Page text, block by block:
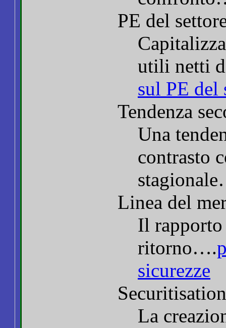
PE del
utili netti
sul PE del
Tendenza
Una
contrasto
Linea del
Il
ritorno….
sicurezze
Securitisation
La